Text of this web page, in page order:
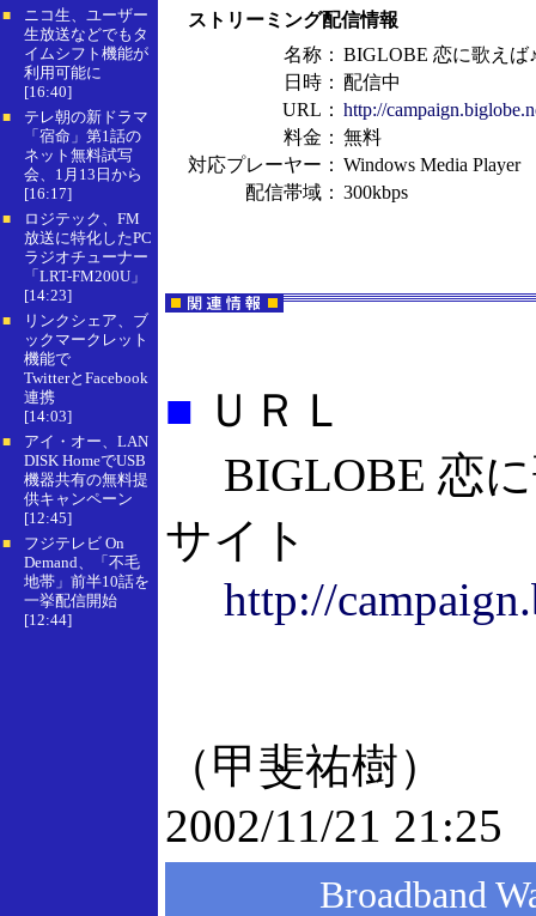
■
ニコ生、ユーザー
生放送などでもタ
イムシフト機能が
利用可能に
[16:40]
■
テレ朝の新ドラマ
「宿命」第1話の
ネット無料試写
会、1月13日から
[16:17]
■
ロジテック、FM
放送に特化したPC
ラジオチューナー
「LRT-FM200U」
[14:23]
■
リンクシェア、ブ
ックマークレット
機能で
TwitterとFacebook
連携
[14:03]
■
アイ・オー、LAN
DISK HomeでUSB
機器共有の無料提
供キャンペーン
[12:45]
■
フジテレビ On
Demand、「不毛
地帯」前半10話を
一挙配信開始
[12:44]
ストリーミング配信情報
名称： BIGLOBE 恋に歌えば
日時： 配信中
URL： http://
料金： 無料
対応プレーヤー： Windows Media Player
配信帯域： 300kbps
■ ＵＲＬ
BIGLOBE 恋に
サイト
http://
（甲斐祐樹）
2002/11/21 21:25
Broadband